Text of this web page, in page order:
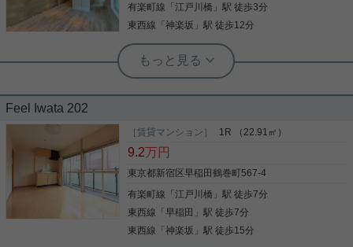
1230
写真(9)
有楽町線 「江戸川橋 」駅 徒歩3分
東西線 「神楽坂 」駅 徒歩12分
実用春日ホーム 富坂サテライト 三木愛子
◇こだわりリノベのワンルーム◇日当
マンション」 8階南向きのお部屋がまるっとリノベ
ーションされて登場です！ そんじょそこらのリノベ
ではありません。 借りる人の力が試されるようなド
級のオシャレ空間。 オシャレ番長の腕が鳴るっても
んです。 東と南からの採光があり、 お部屋全体が明
るいのもイイですね。 担当者一押し！
Feel Iwata 202
［賃貸マンション］ 1R （22.91㎡）
9.2万円
東京都新宿区早稲田鶴巻町567-4
有楽町線 「江戸川橋 」駅 徒歩7分
東西線 「早稲田 」駅 徒歩7分
東西線 「神楽坂 」駅 徒歩15分